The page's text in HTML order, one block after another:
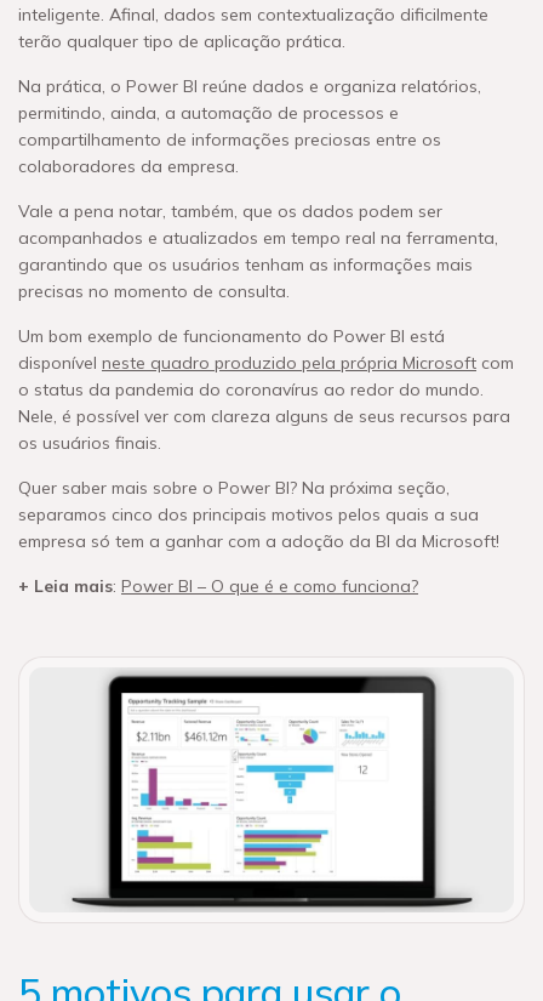
inteligente. Afinal, dados sem contextualização dificilmente
terão qualquer tipo de aplicação prática.
Na prática, o Power BI reúne dados e organiza relatórios,
permitindo, ainda, a automação de processos e
compartilhamento de informações preciosas entre os
colaboradores da empresa.
Vale a pena notar, também, que os dados podem ser
acompanhados e atualizados em tempo real na ferramenta,
garantindo que os usuários tenham as informações mais
precisas no momento de consulta.
Um bom exemplo de funcionamento do Power BI está
disponível neste quadro produzido pela própria Microsoft com
o status da pandemia do coronavírus ao redor do mundo.
Nele, é possível ver com clareza alguns de seus recursos para
os usuários finais.
Quer saber mais sobre o Power BI? Na próxima seção,
separamos cinco dos principais motivos pelos quais a sua
empresa só tem a ganhar com a adoção da BI da Microsoft!
+ Leia mais: Power BI – O que é e como funciona?